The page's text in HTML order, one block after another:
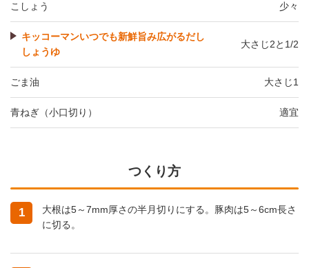
こしょう 少々
キッコーマンいつでも新鮮旨み広がるだし
しょうゆ
大さじ2と1/2
ごま油 大さじ1
青ねぎ（小口切り） 適宜
つくり方
1
大根は5～7mm厚さの半月切りにする。豚肉は5～6cm長さ
に切る。